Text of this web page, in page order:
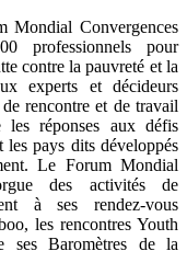
Mondial Convergences
professionnels pour
contre la pauvreté et la
experts et décideurs
rencontre et de travail
les réponses aux défis
pays dits développés
Le Forum Mondial
des activités de
à ses rendez-vous
les rencontres Youth
Baromètres de la